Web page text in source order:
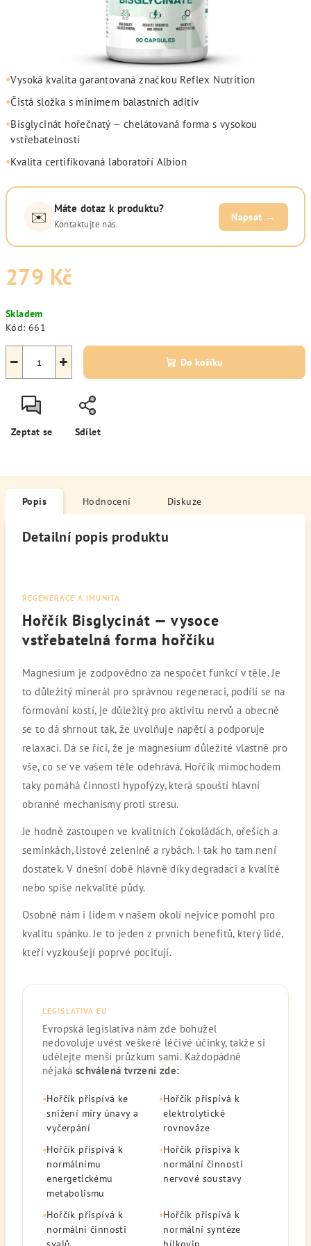
•Vysoká kvalita garantovaná značkou Reflex Nutrition
•Čistá složka s minimem balastních aditiv
•Bisglycinát hořečnatý — chelátovaná forma s vysokou
vstřebatelností
•Kvalita certifikovaná laboratoří Albion
✉️ Máte dotaz k produktu?
Kontaktujte nás.
Napsat →
279 Kč
cena:
Skladem
Kód: 661
+
− Do košíku
Zeptat se Sdílet
Popis Hodnocení Diskuze
Detailní popis produktu
REGENERACE A IMUNITA
Hořčík Bisglycinát — vysoce
vstřebatelná forma hořčíku
Magnesium je zodpovědno za nespočet funkcí v těle. Je
to důležitý minerál pro správnou regeneraci, podílí se na
formování kostí, je důležitý pro aktivitu nervů a obecně
se to dá shrnout tak, že uvolňuje napětí a podporuje
relaxaci. Dá se říci, že je magnesium důležité vlastně pro
vše, co se ve vašem těle odehrává. Hořčík mimochodem
taky pomáhá činnosti hypofýzy, která spouští hlavní
obranné mechanismy proti stresu.
Je hodně zastoupen ve kvalitních čokoládách, ořeších a
semínkách, listové zelenině a rybách. I tak ho tam není
dostatek. V dnešní době hlavně díky degradaci a kvalitě
nebo spíše nekvalitě půdy.
Osobně nám i lidem v našem okolí nejvíce pomohl pro
kvalitu spánku. Je to jeden z prvních benefitů, který lidé,
kteří vyzkoušejí poprvé pociťují.
LEGISLATIVA EU
Evropská legislativa nám zde bohužel
nedovoluje uvést veškeré léčivé účinky, takže si
udělejte menší průzkum sami. Každopádně
nějaká schválená tvrzení zde:
•Hořčík přispívá ke
snížení míry únavy a
vyčerpání
•Hořčík přispívá k
elektrolytické
rovnováze
•Hořčík přispívá k
normálnímu
energetickému
metabolismu
•Hořčík přispívá k
normální činnosti
nervové soustavy
•Hořčík přispívá k
normální činnosti
•Hořčík přispívá k
normální syntéze